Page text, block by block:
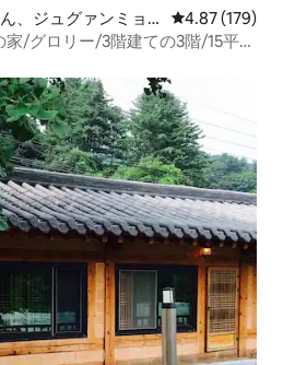
、ジュグァンミョ
レビュー179
4.87 (179)
/グロリー/3階建ての3階/15平/